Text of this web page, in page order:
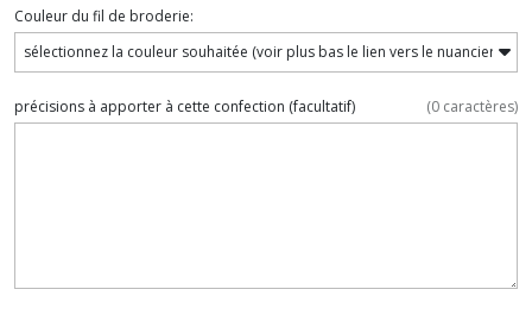
Couleur du fil de broderie:
précisions à apporter à cette confection (facultatif) (0 caractères)